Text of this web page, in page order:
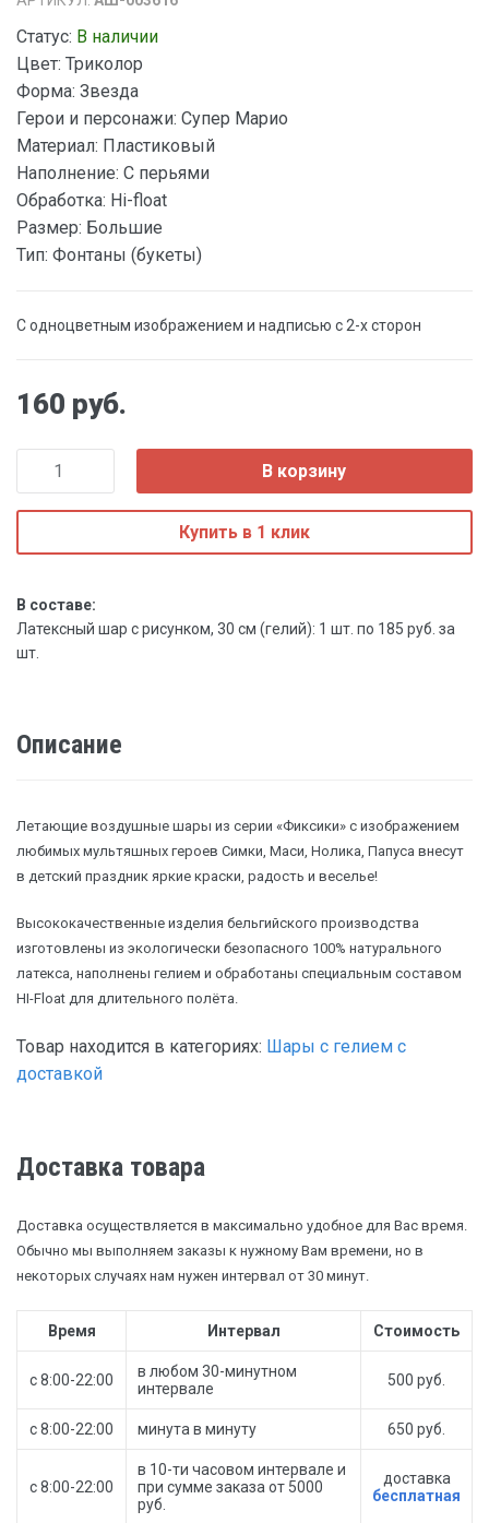
Статус: В наличии
Цвет: Триколор
Форма: Звезда
Герои и персонажи: Супер Марио
Материал: Пластиковый
Наполнение: С перьями
Обработка: Hi-float
Размер: Большие
Тип: Фонтаны (букеты)
С одноцветным изображением и надписью с 2-х сторон
160 руб.
В корзину
Купить в 1 клик
В составе:
Латексный шар с рисунком, 30 см (гелий): 1 шт. по 185 руб. за
шт.
Описание
Летающие воздушные шары из серии «Фиксики» с изображением
любимых мультяшных героев Симки, Маси, Нолика, Папуса внесут
в детский праздник яркие краски, радость и веселье!
Высококачественные изделия бельгийского производства
изготовлены из экологически безопасного 100% натурального
латекса, наполнены гелием и обработаны специальным составом
HI-Float для длительного полёта.
Товар находится в категориях: Шары с гелием с
доставкой
Доставка товара
Доставка осуществляется в максимально удобное для Вас время.
Обычно мы выполняем заказы к нужному Вам времени, но в
некоторых случаях нам нужен интервал от 30 минут.
Время Интервал Стоимость
с 8:00-22:00
в любом 30-минутном
интервале
500 руб.
с 8:00-22:00 минута в минуту 650 руб.
с 8:00-22:00
в 10-ти часовом интервале и
при сумме заказа от 5000
руб.
доставка
бесплатная